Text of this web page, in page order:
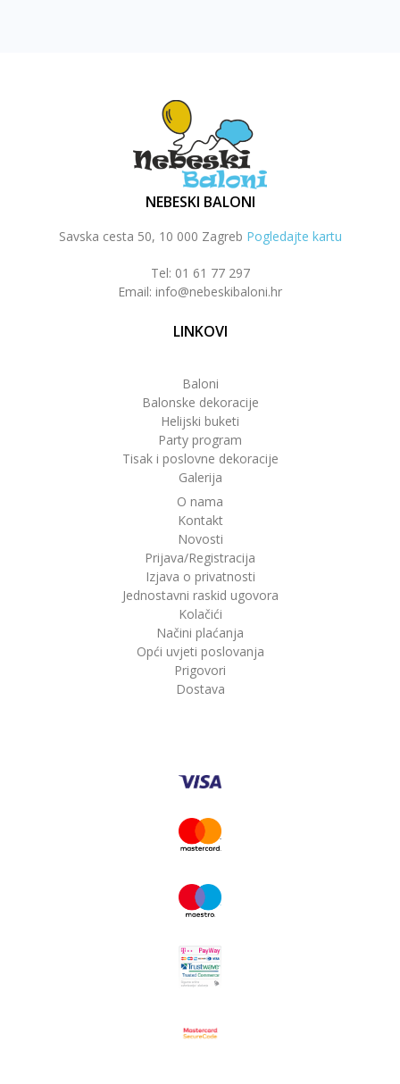
NEBESKI BALONI
Savska cesta 50, 10 000 Zagreb Pogledajte kartu
Tel: 01 61 77 297
Email: info@nebeskibaloni.hr
LINKOVI
Baloni
Balonske dekoracije
Helijski buketi
Party program
Tisak i poslovne dekoracije
Galerija
O nama
Kontakt
Novosti
Prijava/Registracija
Izjava o privatnosti
Jednostavni raskid ugovora
Kolačići
Načini plaćanja
Opći uvjeti poslovanja
Prigovori
Dostava